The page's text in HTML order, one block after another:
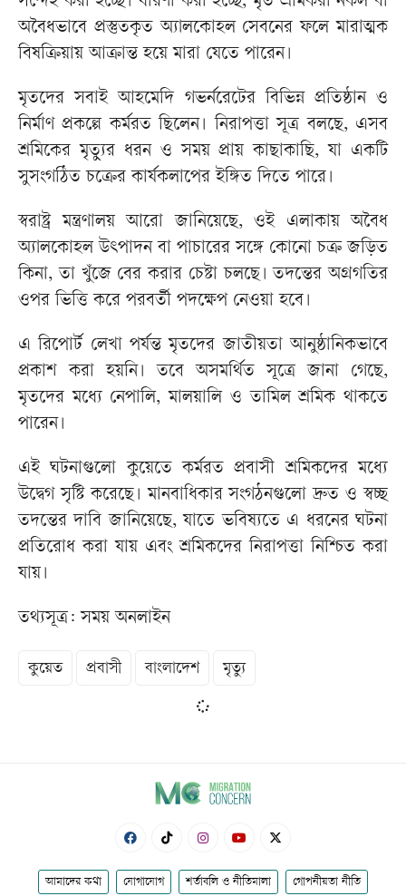
অবৈধভাবে প্রস্তুতকৃত অ্যালকোহল সেবনের ফলে মারাত্মক
বিষক্রিয়ায় আক্রান্ত হয়ে মারা যেতে পারেন।
মৃতদের সবাই আহমেদি গভর্নরেটের বিভিন্ন প্রতিষ্ঠান ও
নির্মাণ প্রকল্পে কর্মরত ছিলেন। নিরাপত্তা সূত্র বলছে, এসব
শ্রমিকের মৃত্যুর ধরন ও সময় প্রায় কাছাকাছি, যা একটি
সুসংগঠিত চক্রের কার্যকলাপের ইঙ্গিত দিতে পারে।
স্বরাষ্ট্র মন্ত্রণালয় আরো জানিয়েছে, ওই এলাকায় অবৈধ
অ্যালকোহল উৎপাদন বা পাচারের সঙ্গে কোনো চক্র জড়িত
কিনা, তা খুঁজে বের করার চেষ্টা চলছে। তদন্তের অগ্রগতির
ওপর ভিত্তি করে পরবর্তী পদক্ষেপ নেওয়া হবে।
এ রিপোর্ট লেখা পর্যন্ত মৃতদের জাতীয়তা আনুষ্ঠানিকভাবে
প্রকাশ করা হয়নি। তবে অসমর্থিত সূত্রে জানা গেছে,
মৃতদের মধ্যে নেপালি, মালয়ালি ও তামিল শ্রমিক থাকতে
পারেন।
এই ঘটনাগুলো কুয়েতে কর্মরত প্রবাসী শ্রমিকদের মধ্যে
উদ্বেগ সৃষ্টি করেছে। মানবাধিকার সংগঠনগুলো দ্রুত ও স্বচ্ছ
তদন্তের দাবি জানিয়েছে, যাতে ভবিষ্যতে এ ধরনের ঘটনা
প্রতিরোধ করা যায় এবং শ্রমিকদের নিরাপত্তা নিশ্চিত করা
যায়।
তথ্যসূত্র: সময় অনলাইন
কুয়েত প্রবাসী বাংলাদেশ মৃত্যু
আমাদের কথা যোগাযোগ শর্তাবলি ও নীতিমালা গোপনীয়তা নীতি